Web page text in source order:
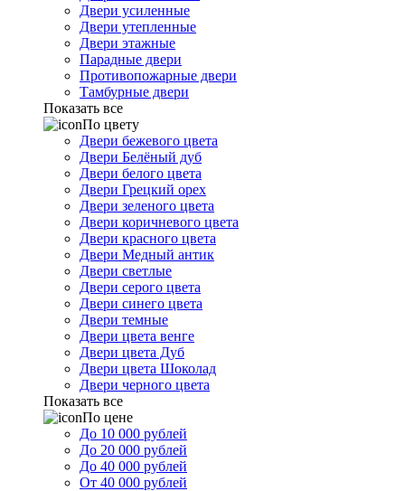
Двери усиленные
Двери утепленные
Двери этажные
Парадные двери
Противопожарные двери
Тамбурные двери
Показать все
По цвету
Двери бежевого цвета
Двери Белёный дуб
Двери белого цвета
Двери Грецкий орех
Двери зеленого цвета
Двери коричневого цвета
Двери красного цвета
Двери Медный антик
Двери светлые
Двери серого цвета
Двери синего цвета
Двери темные
Двери цвета венге
Двери цвета Дуб
Двери цвета Шоколад
Двери черного цвета
Показать все
По цене
До 10 000 рублей
До 20 000 рублей
До 40 000 рублей
От 40 000 рублей